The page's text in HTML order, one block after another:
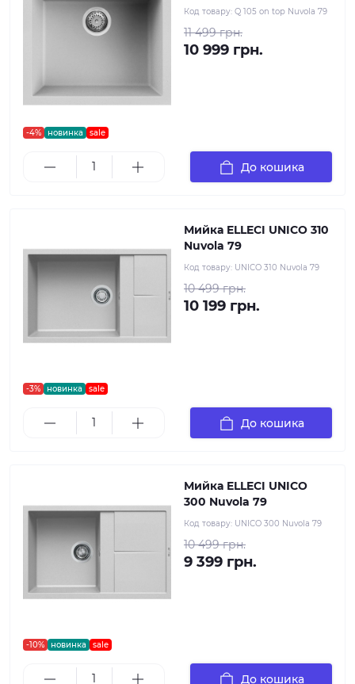
-4% новинка sale
Код товару: Q 105 on top Nuvola 79
11 499 грн.
10 999 грн.
До кошика
-3% новинка sale
Мийка ELLECI UNICO 310
Nuvola 79
Код товару: UNICO 310 Nuvola 79
10 499 грн.
10 199 грн.
До кошика
-10% новинка sale
Мийка ELLECI UNICO
300 Nuvola 79
Код товару: UNICO 300 Nuvola 79
10 499 грн.
9 399 грн.
До кошика